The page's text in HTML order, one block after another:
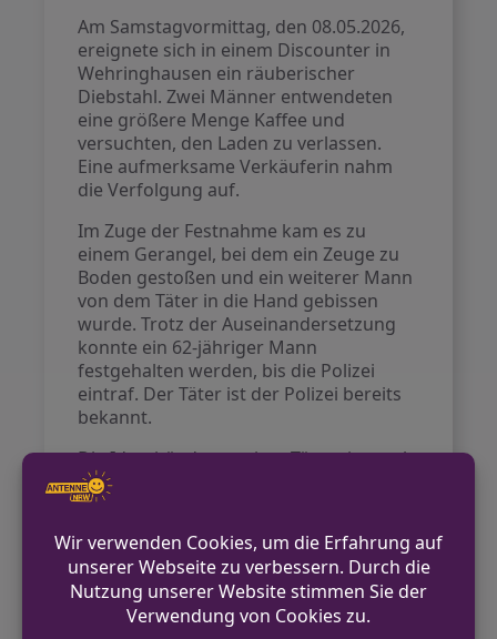
Am Samstagvormittag, den 08.05.2026,
ereignete sich in einem Discounter in
Wehringhausen ein räuberischer
Diebstahl. Zwei Männer entwendeten
eine größere Menge Kaffee und
versuchten, den Laden zu verlassen.
Eine aufmerksame Verkäuferin nahm
die Verfolgung auf.
Im Zuge der Festnahme kam es zu
einem Gerangel, bei dem ein Zeuge zu
Boden gestoßen und ein weiterer Mann
von dem Täter in die Hand gebissen
wurde. Trotz der Auseinandersetzung
konnte ein 62-jähriger Mann
festgehalten werden, bis die Polizei
eintraf. Der Täter ist der Polizei bereits
bekannt.
Die Identität des zweiten Täters ist noch
unklar, er konnte entkommen und
wurde im Umfeld nicht mehr
Ermittlungen aufgenommen.